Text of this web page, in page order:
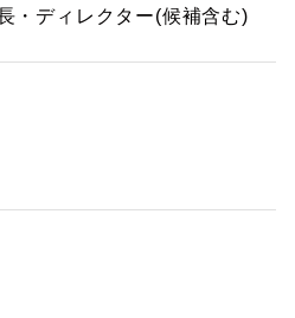
・ディレクター(候補含む)